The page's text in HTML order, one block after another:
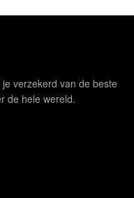
verzekerd van de beste
de hele wereld.